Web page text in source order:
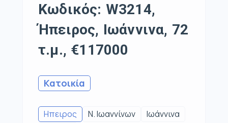
Κωδικός: W3214,
Ήπειρος, Ιωάννινα, 72
τ.μ., €117000
Κατοικία
Ηπειρος Ν. Ιωαννίνων
Ιωάννινα